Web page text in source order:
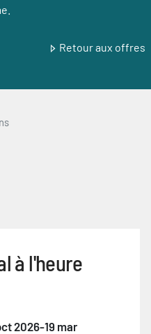
Retour aux offres
à l'heure
2026-19 mar